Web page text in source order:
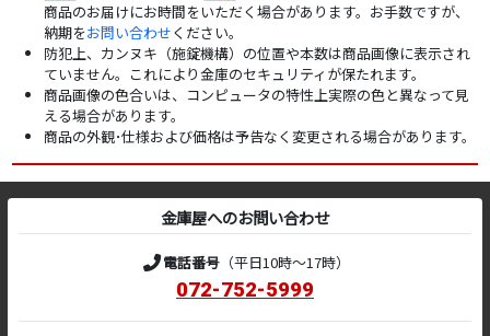
商品のお届けにお時間をいただく場合があります。お手数ですが、
納期をお問い合わせください。
防犯上、カンヌキ（施錠機構）の位置や本数は商品画像に表示され
ていません。これにより金庫のセキュリティが保たれます。
商品画像の色合いは、コンピュータの特性上実際の色と異なって見
える場合があります。
商品の外観･仕様および価格は予告なく変更される場合があります。
金庫屋へのお問い合わせ
電話番号（平日10時～17時）
072-752-5999